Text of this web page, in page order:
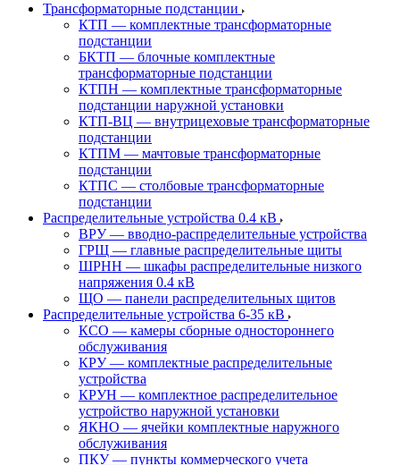
Трансформаторные подстанции
КТП — комплектные трансформаторные
подстанции
БКТП — блочные комплектные
трансформаторные подстанции
КТПН — комплектные трансформаторные
подстанции наружной установки
КТП-ВЦ — внутрицеховые трансформаторные
подстанции
КТПМ — мачтовые трансформаторные
подстанции
КТПС — столбовые трансформаторные
подстанции
Распределительные устройства 0.4 кВ
ВРУ — вводно-распределительные устройства
ГРЩ — главные распределительные щиты
ШРНН — шкафы распределительные низкого
напряжения 0.4 кВ
ЩО — панели распределительных щитов
Распределительные устройства 6-35 кВ
КСО — камеры сборные одностороннего
обслуживания
КРУ — комплектные распределительные
устройства
КРУН — комплектное распределительное
устройство наружной установки
ЯКНО — ячейки комплектные наружного
обслуживания
ПКУ — пункты коммерческого учета